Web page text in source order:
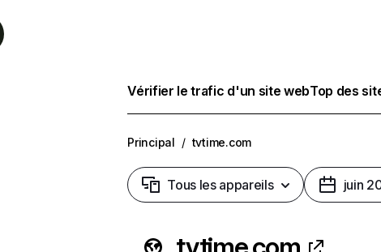
Vérifier le trafic d'un site webTop des
Principal / tvtime.com
Tous les appareils juin